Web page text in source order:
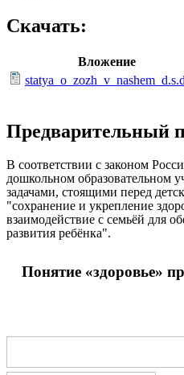
Скачать:
Вложение
Предварительный
В соответствии с законом
дошкольном образовательном
задачами, стоящими перед
"сохранение и укрепление
взаимодействие с семьёй для
развития ребёнка".
Понятие «здоровье»